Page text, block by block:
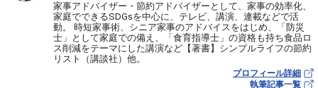
家事アドバイザー・節約アドバイザーとして、家事の効率化、
家庭でできるSDGsを中心に、テレビ、講演、連載などで活
動。 時短家事術、シニア家事のアドバイスをはじめ、「防災
士」として家庭での備え、「食育指導士」の資格も持ち食品ロ
ス削減をテーマにした講演など【著書】シンプルライフの節約
リスト（講談社）他。
プロフィール詳細
執筆記事一覧